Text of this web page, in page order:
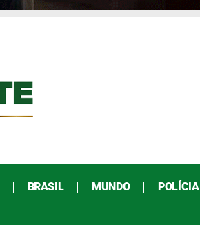
BRASIL MUNDO POLÍCIA